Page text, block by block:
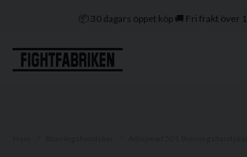
🔒 Klarna & Swish ⭐ Trygg e-handel